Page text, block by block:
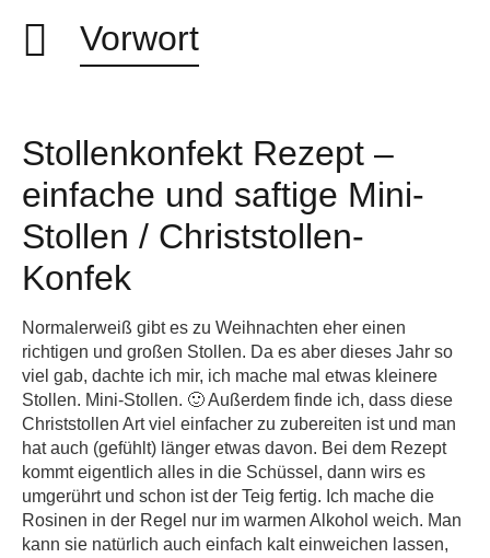
Vorwort
Stollenkonfekt Rezept –
einfache und saftige Mini-
Stollen / Christstollen-
Konfek
Normalerweiß gibt es zu Weihnachten eher einen
richtigen und großen Stollen. Da es aber dieses Jahr so
viel gab, dachte ich mir, ich mache mal etwas kleinere
Stollen. Mini-Stollen. 🙂 Außerdem finde ich, dass diese
Christstollen Art viel einfacher zu zubereiten ist und man
hat auch (gefühlt) länger etwas davon. Bei dem Rezept
kommt eigentlich alles in die Schüssel, dann wirs es
umgerührt und schon ist der Teig fertig. Ich mache die
Rosinen in der Regel nur im warmen Alkohol weich. Man
kann sie natürlich auch einfach kalt einweichen lassen,